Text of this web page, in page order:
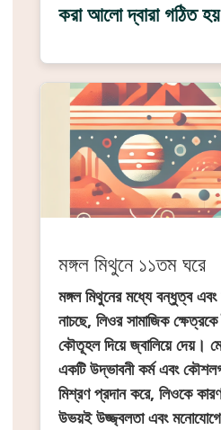
করা আলো দ্বারা গঠিত
মঙ্গল মিথুনে ১১তম ঘরে
মঙ্গল মিথুনের মধ্যে বন্ধুত্ব
নাচছে, লিওর সামাজিক
কৌতূহল দিয়ে জ্বালিয়ে দেয়।
একটি উদ্ভাবনী কর্ম এবং
মিশ্রণ প্রদান করে, লিওকে
উভয়ই উজ্জ্বলতা এবং